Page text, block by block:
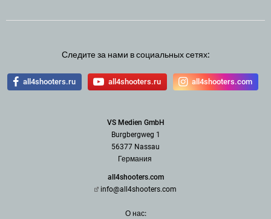
Следите за нами в социальных сетях:
all4shooters.ru all4shooters.ru all4shooters.com
VS Medien GmbH
Burgbergweg 1
56377 Nassau
Германия
all4shooters.com
info@all4shooters.com
О нас: